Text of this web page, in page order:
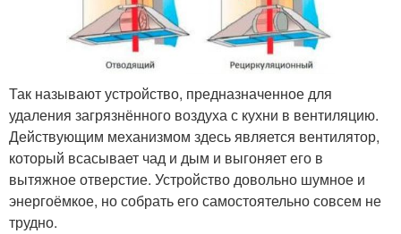
Так называют устройство, предназначенное для
удаления загрязнённого воздуха с кухни в вентиляцию.
Действующим механизмом здесь является вентилятор,
который всасывает чад и дым и выгоняет его в
вытяжное отверстие. Устройство довольно шумное и
энергоёмкое, но собрать его самостоятельно совсем не
трудно.